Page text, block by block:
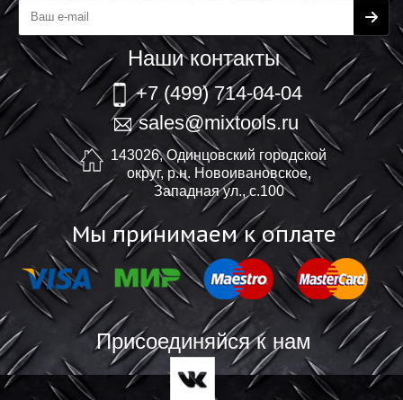
Наши контакты
+7 (499) 714-04-04
sales@mixtools.ru
143026, Одинцовский городской
округ, р.н. Новоивановское,
Западная ул., с.100
Мы принимаем к оплате
Присоединяйся к нам